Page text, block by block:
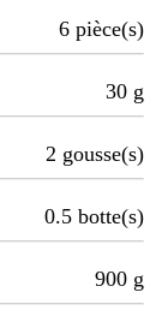
6 pièce(s)
30 g
2 gousse(s)
0.5 botte(s)
900 g